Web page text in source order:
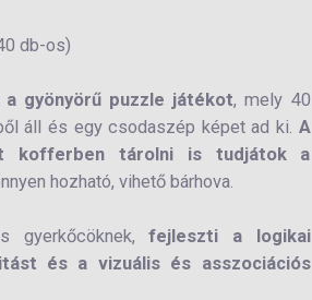
db-os)
gyönyörű puzzle játékot, mely 40
áll és egy csodaszép képet ad ki. A
kofferben tárolni is tudjátok a
hozható, vihető bárhova.
gyerkőcöknek,fejleszti a logikai
és a vizuális és asszociációs